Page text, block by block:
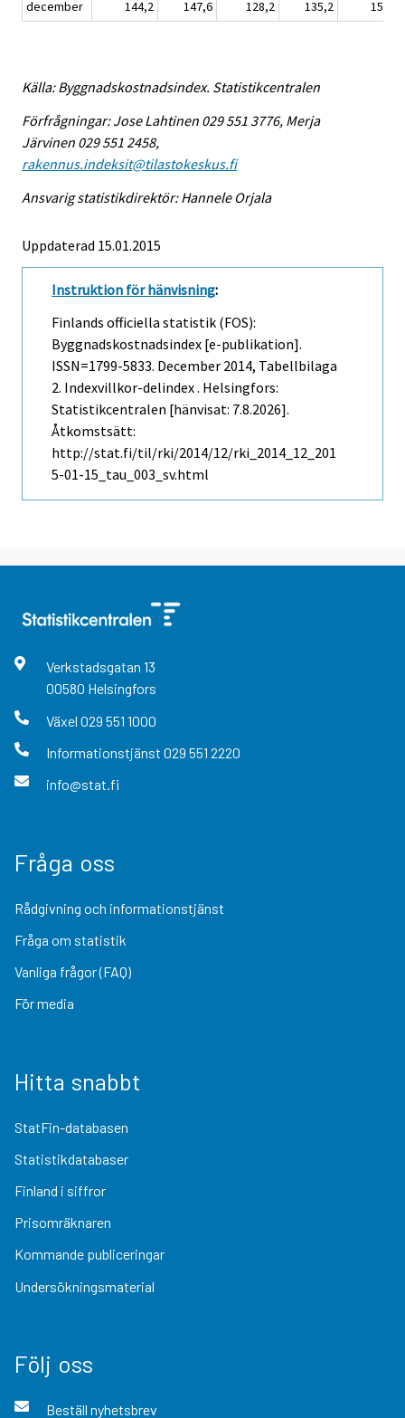
december
144,2 147,6 128,2 135,2 155,2
Källa: Byggnadskostnadsindex. Statistikcentralen
Förfrågningar: Jose Lahtinen 029 551 3776, Merja
Järvinen 029 551 2458,
rakennus.indeksit@tilastokeskus.fi
Ansvarig statistikdirektör: Hannele Orjala
Uppdaterad 15.01.2015
Instruktion för hänvisning:
Finlands officiella statistik (FOS):
Byggnadskostnadsindex [e-publikation].
ISSN=1799-5833. December 2014, Tabellbilaga
2. Indexvillkor-delindex . Helsingfors:
Statistikcentralen [hänvisat: 7.8.2026].
Åtkomstsätt:
http://stat.fi/til/rki/2014/12/rki_2014_12_201
5-01-15_tau_003_sv.html
Verkstadsgatan 13
00580 Helsingfors
Växel 029 551 1000
Informationstjänst 029 551 2220
info@stat.fi
Fråga oss
Rådgivning och informationstjänst
Fråga om statistik
Vanliga frågor (FAQ)
För media
Hitta snabbt
StatFin-databasen
Statistikdatabaser
Finland i siffror
Prisomräknaren
Kommande publiceringar
Undersökningsmaterial
Följ oss
Beställ nyhetsbrev